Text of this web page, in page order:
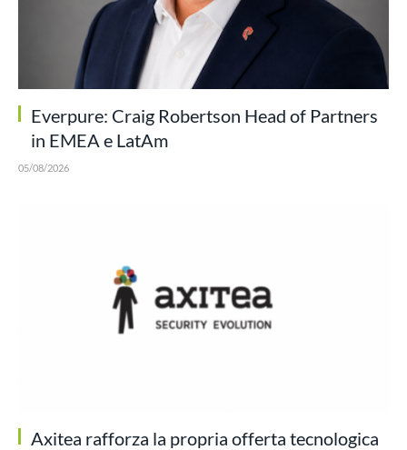
Everpure: Craig Robertson Head of Partners
in EMEA e LatAm
05/08/2026
Axitea rafforza la propria offerta tecnologica